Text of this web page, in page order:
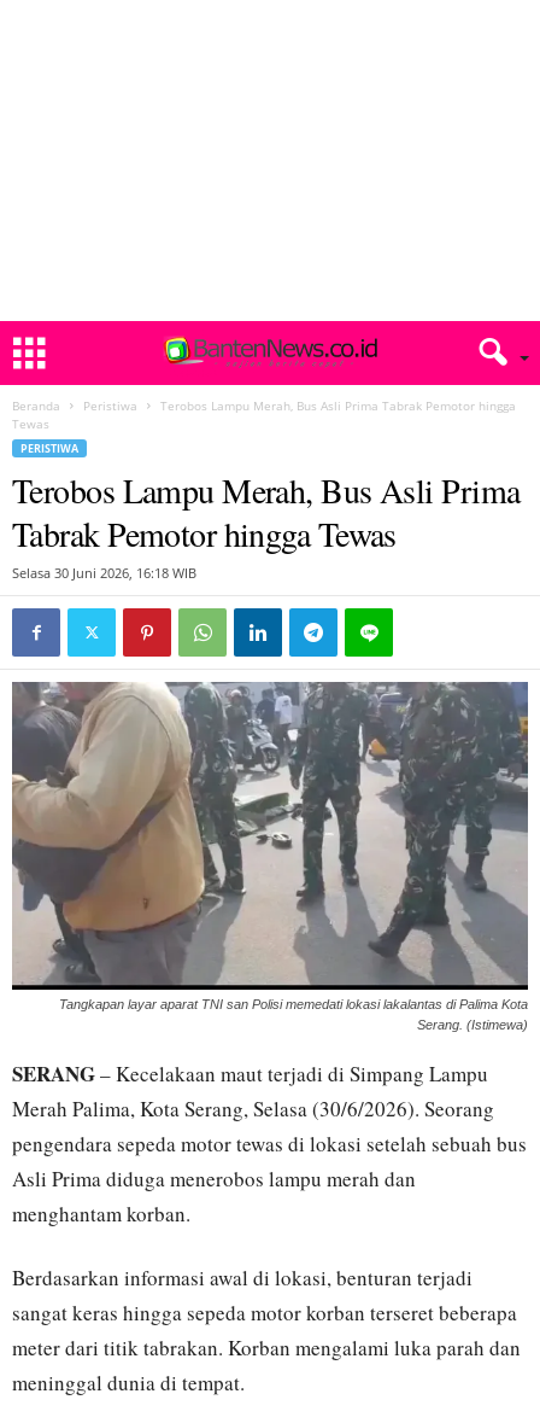
Beranda Peristiwa
Terobos Lampu Merah, Bus Asli Prima Tabrak Pemotor hingga
Tewas
PERISTIWA
Terobos Lampu Merah, Bus Asli Prima
Tabrak Pemotor hingga Tewas
Selasa 30 Juni 2026, 16:18 WIB
Tangkapan layar aparat TNI san Polisi memedati lokasi lakalantas di Palima Kota
Serang. (Istimewa)
SERANG– Kecelakaan maut terjadi di Simpang Lampu
Merah Palima, Kota Serang, Selasa (30/6/2026). Seorang
pengendara sepeda motor tewas di lokasi setelah sebuah bus
Asli Prima diduga menerobos lampu merah dan
menghantam korban.
Berdasarkan informasi awal di lokasi, benturan terjadi
sangat keras hingga sepeda motor korban terseret beberapa
meter dari titik tabrakan. Korban mengalami luka parah dan
meninggal dunia di tempat.